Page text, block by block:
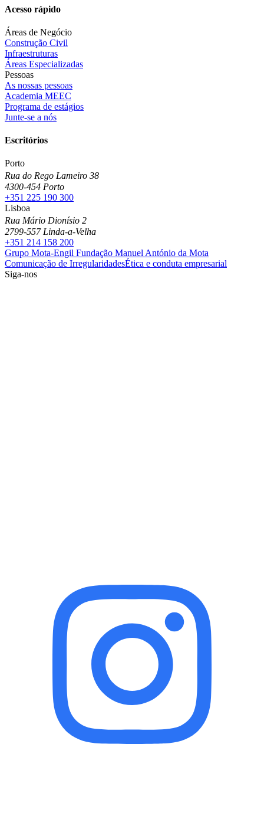
Acesso rápido
Áreas de Negócio
Construção Civil
Infraestruturas
Áreas Especializadas
Pessoas
As nossas pessoas
Academia MEEC
Programa de estágios
Junte-se a nós
Escritórios
Porto
Rua do Rego Lameiro 38
4300-454 Porto
+351 225 190 300
Lisboa
Rua Mário Dionísio 2
2799-557 Linda-a-Velha
+351 214 158 200
Grupo Mota-Engil Fundação Manuel António da Mota
Comunicação de IrregularidadesÉtica e conduta empresarial
Siga-nos